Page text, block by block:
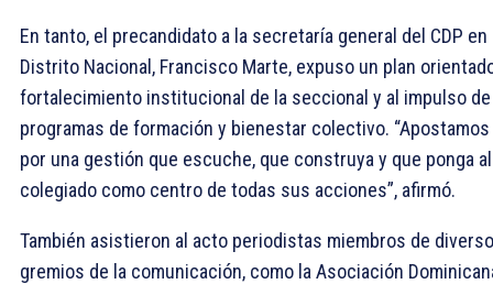
En tanto, el precandidato a la secretaría general del CDP en
Distrito Nacional, Francisco Marte, expuso un plan
fortalecimiento institucional de la seccional y al impulso de
programas de formación y bienestar colectivo. “Apostamos
por una gestión que escuche, que construya y que ponga al
colegiado como centro de todas sus acciones”, afirmó.
También asistieron al acto periodistas miembros de
gremios de la comunicación, como la Asociación